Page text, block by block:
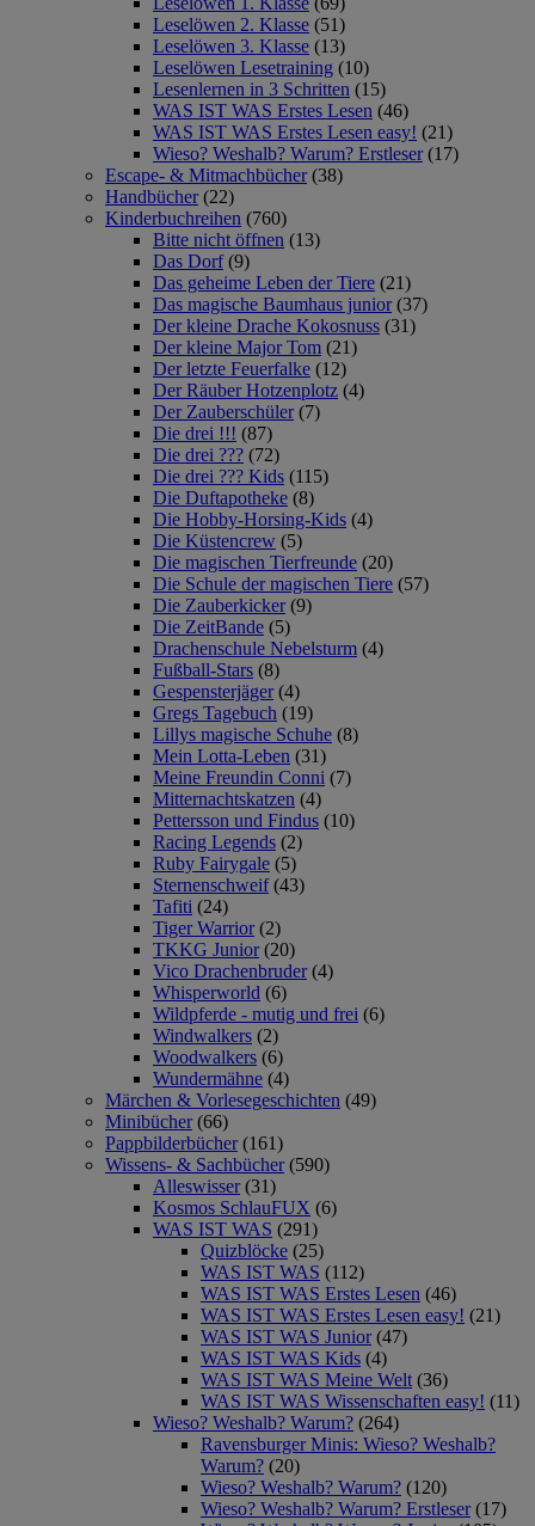
Leselöwen 2. Klasse (51)
Leselöwen 3. Klasse (13)
Leselöwen Lesetraining (10)
Lesenlernen in 3 Schritten (15)
WAS IST WAS Erstes Lesen (46)
WAS IST WAS Erstes Lesen easy! (21)
Wieso? Weshalb? Warum? Erstleser (17)
Escape- & Mitmachbücher (38)
Handbücher (22)
Kinderbuchreihen (760)
Bitte nicht öffnen (13)
Das Dorf (9)
Das geheime Leben der Tiere (21)
Das magische Baumhaus junior (37)
Der kleine Drache Kokosnuss (31)
Der kleine Major Tom (21)
Der letzte Feuerfalke (12)
Der Räuber Hotzenplotz (4)
Der Zauberschüler (7)
Die drei !!! (87)
Die drei ??? (72)
Die drei ??? Kids (115)
Die Duftapotheke (8)
Die Hobby-Horsing-Kids (4)
Die Küstencrew (5)
Die magischen Tierfreunde (20)
Die Schule der magischen Tiere (57)
Die Zauberkicker (9)
Die ZeitBande (5)
Drachenschule Nebelsturm (4)
Fußball-Stars (8)
Gespensterjäger (4)
Gregs Tagebuch (19)
Lillys magische Schuhe (8)
Mein Lotta-Leben (31)
Meine Freundin Conni (7)
Mitternachtskatzen (4)
Pettersson und Findus (10)
Racing Legends (2)
Ruby Fairygale (5)
Sternenschweif (43)
Tafiti (24)
Tiger Warrior (2)
TKKG Junior (20)
Vico Drachenbruder (4)
Whisperworld (6)
Wildpferde - mutig und frei (6)
Windwalkers (2)
Woodwalkers (6)
Wundermähne (4)
Märchen & Vorlesegeschichten (49)
Minibücher (66)
Pappbilderbücher (161)
Wissens- & Sachbücher (590)
Alleswisser (31)
Kosmos SchlauFUX (6)
WAS IST WAS (291)
Quizblöcke (25)
WAS IST WAS (112)
WAS IST WAS Erstes Lesen (46)
WAS IST WAS Erstes Lesen easy! (21)
WAS IST WAS Junior (47)
WAS IST WAS Kids (4)
WAS IST WAS Meine Welt (36)
WAS IST WAS Wissenschaften easy! (11)
Wieso? Weshalb? Warum? (264)
Ravensburger Minis: Wieso? Weshalb?
Warum? (20)
Wieso? Weshalb? Warum? (120)
Wieso? Weshalb? Warum? Erstleser (17)